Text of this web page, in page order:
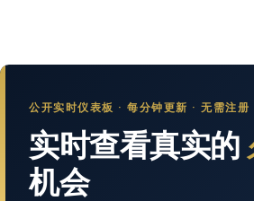
公开实时仪表板 · 每分钟更新 · 无需注册
实时查看真实的
机会